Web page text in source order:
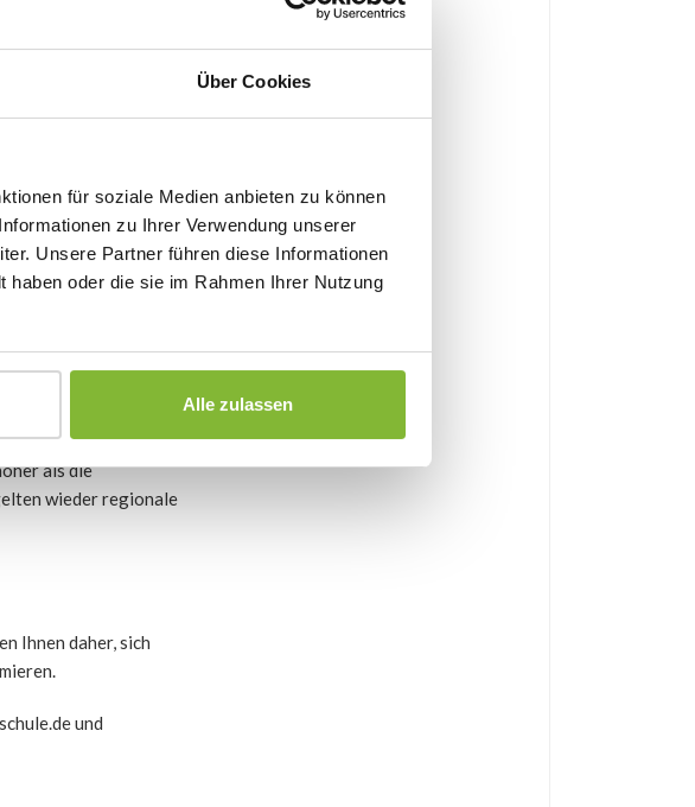
Über Cookies
für soziale Medien anbieten zu können
zu Ihrer Verwendung unserer
Unsere Partner führen diese Informationen
oder die sie im Rahmen Ihrer Nutzung
Alle zulassen
Sie diese
Aber ist das
meist sogar
Sie können sich
als die
wieder regionale
Ihnen daher, sich
und